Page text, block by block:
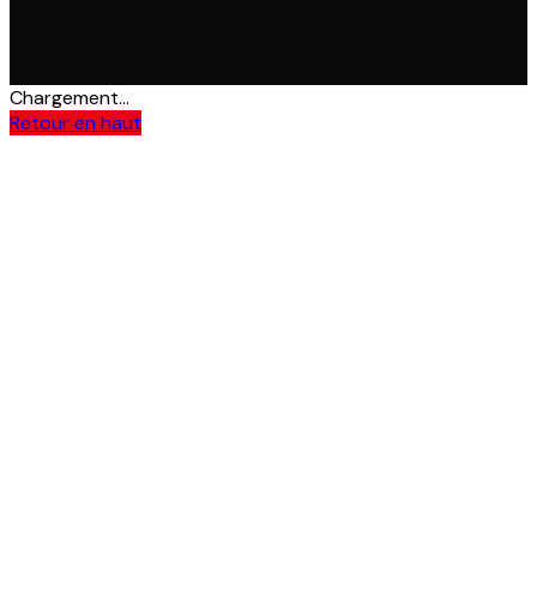
Chargement...
Retour en haut